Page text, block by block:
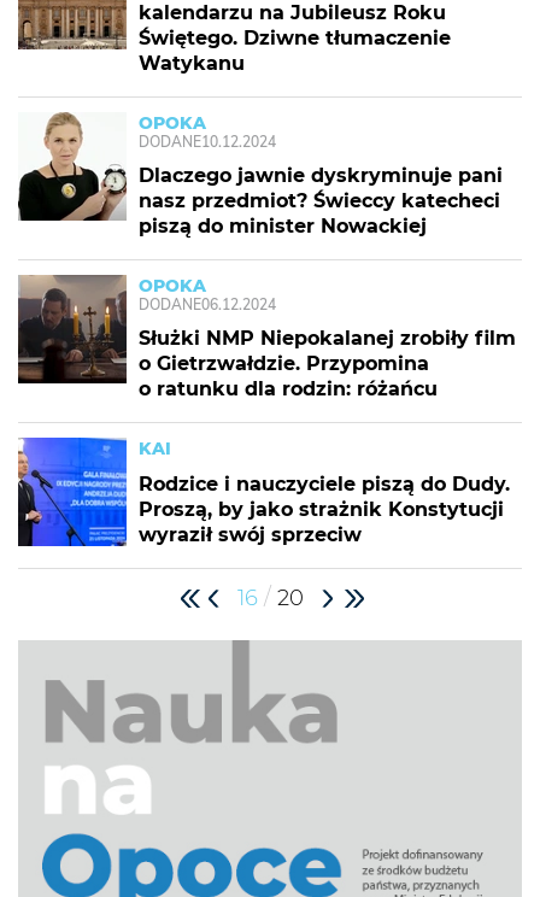
kalendarzu na Jubileusz Roku
Świętego. Dziwne tłumaczenie
Watykanu
OPOKA
DODANE10.12.2024
Dlaczego jawnie dyskryminuje pani
nasz przedmiot? Świeccy katecheci
piszą do minister Nowackiej
OPOKA
DODANE06.12.2024
Służki NMP Niepokalanej zrobiły film
o Gietrzwałdzie. Przypomina
o ratunku dla rodzin: różańcu
KAI
Rodzice i nauczyciele piszą do Dudy.
Proszą, by jako strażnik Konstytucji
wyraził swój sprzeciw
16 / 20